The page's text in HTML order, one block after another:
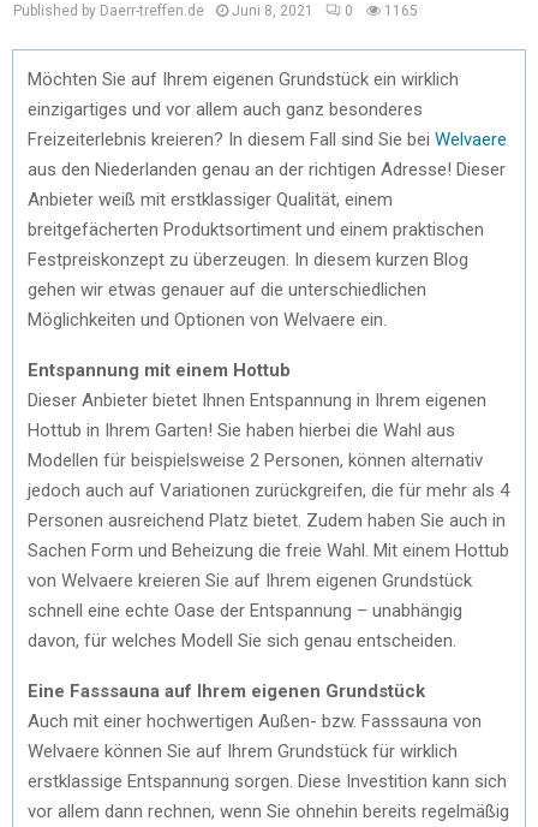
Published by Daerr-treffen.de Juni 8, 2021 0 1165
Möchten Sie auf Ihrem eigenen Grundstück ein wirklich
einzigartiges und vor allem auch ganz besonderes
Freizeiterlebnis kreieren? In diesem Fall sind Sie bei Welvaere
aus den Niederlanden genau an der richtigen Adresse! Dieser
Anbieter weiß mit erstklassiger Qualität, einem
breitgefächerten Produktsortiment und einem praktischen
Festpreiskonzept zu überzeugen. In diesem kurzen Blog
gehen wir etwas genauer auf die unterschiedlichen
Möglichkeiten und Optionen von Welvaere ein.
Entspannung mit einem Hottub
Dieser Anbieter bietet Ihnen Entspannung in Ihrem eigenen
Hottub in Ihrem Garten! Sie haben hierbei die Wahl aus
Modellen für beispielsweise 2 Personen, können alternativ
jedoch auch auf Variationen zurückgreifen, die für mehr als 4
Personen ausreichend Platz bietet. Zudem haben Sie auch in
Sachen Form und Beheizung die freie Wahl. Mit einem Hottub
von Welvaere kreieren Sie auf Ihrem eigenen Grundstück
schnell eine echte Oase der Entspannung – unabhängig
davon, für welches Modell Sie sich genau entscheiden.
Eine Fasssauna auf Ihrem eigenen Grundstück
Auch mit einer hochwertigen Außen- bzw. Fasssauna von
Welvaere können Sie auf Ihrem Grundstück für wirklich
erstklassige Entspannung sorgen. Diese Investition kann sich
vor allem dann rechnen, wenn Sie ohnehin bereits regelmäßig